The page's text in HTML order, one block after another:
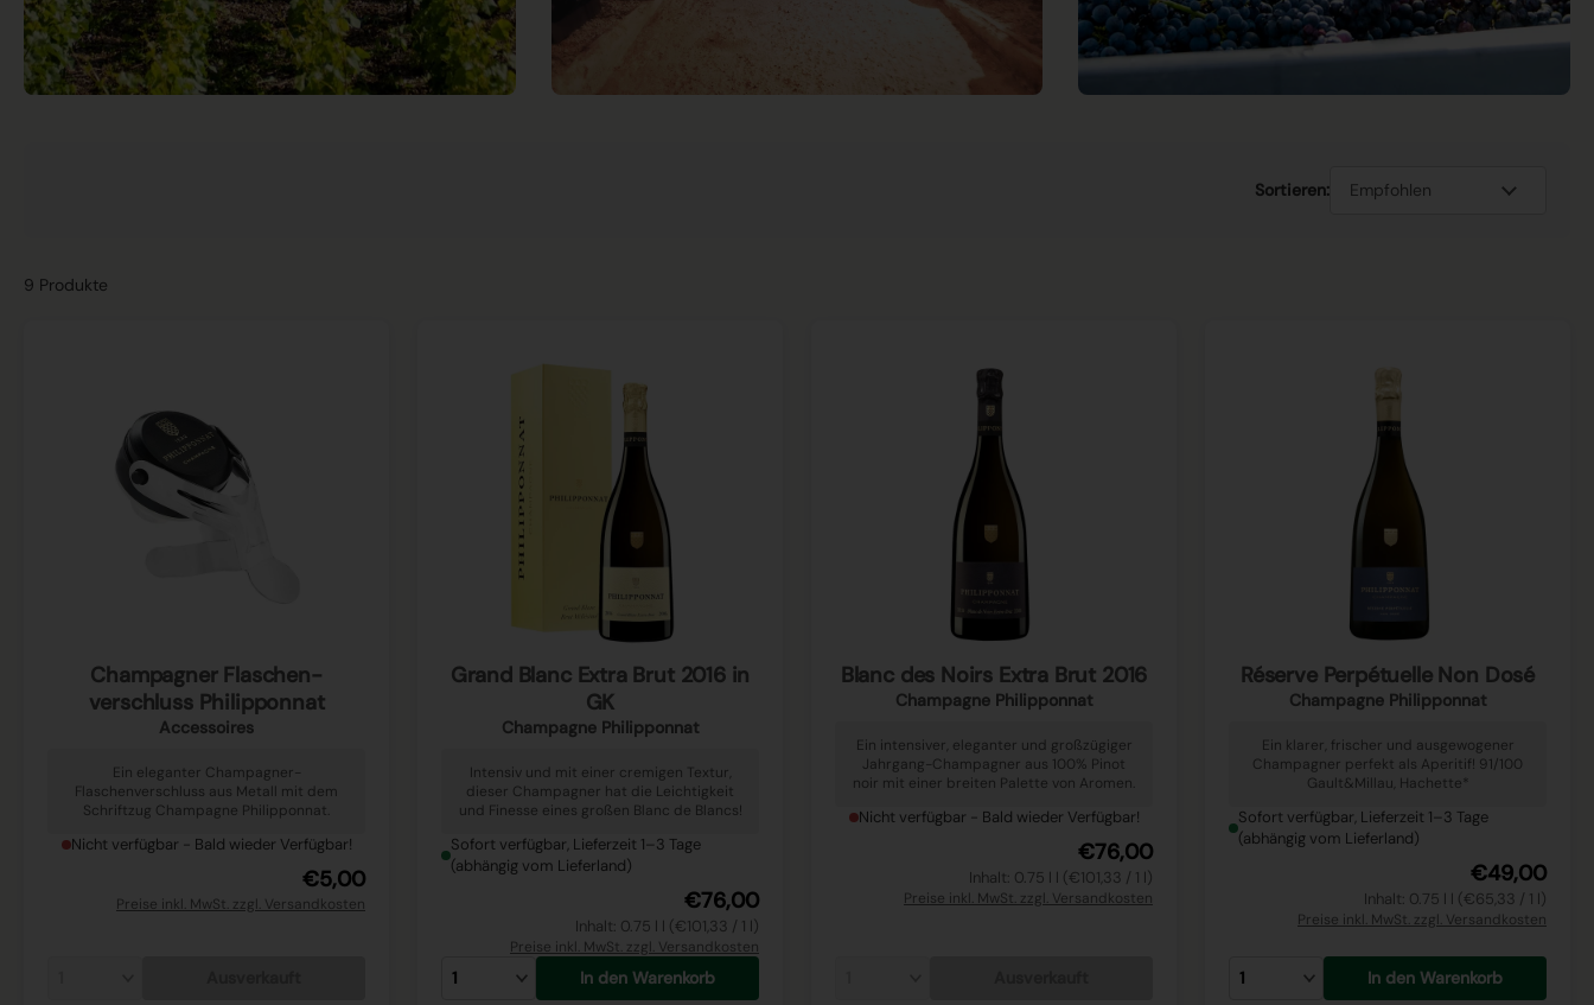
Sortieren:
9 Produkte
Champagner Flaschen-
verschluss Philipponnat
Accessoires
Ein eleganter Champagner-
Flaschenverschluss aus Metall mit dem
Schriftzug Champagne Philipponnat.
Nicht verfügbar - Bald wieder Verfügbar!
€5,00
Preise inkl. MwSt. zzgl. Versandkosten
Grand Blanc Extra Brut 2016 in
GK
Champagne Philipponnat
Intensiv und mit einer cremigen Textur,
dieser Champagner hat die Leichtigkeit
und Finesse eines großen Blanc de Blancs!
Sofort verfügbar, Lieferzeit 1–3 Tage
(abhängig vom Lieferland)
€76,00
Inhalt: 0.75 l l (€101,33 / 1 l)
Preise inkl. MwSt. zzgl. Versandkosten
In den Warenkorb
Blanc des Noirs Extra Brut 2016
Champagne Philipponnat
Ein intensiver, eleganter und großzügiger
Jahrgang-Champagner aus 100% Pinot
noir mit einer breiten Palette von Aromen.
Nicht verfügbar - Bald wieder Verfügbar!
€76,00
Inhalt: 0.75 l l (€101,33 / 1 l)
Preise inkl. MwSt. zzgl. Versandkosten
Réserve Perpétuelle Non Dosé
Champagne Philipponnat
Ein klarer, frischer und ausgewogener
Champagner perfekt als Aperitif! 91/100
Gault&Millau, Hachette*
Sofort verfügbar, Lieferzeit 1–3 Tage
(abhängig vom Lieferland)
€49,00
Inhalt: 0.75 l l (€65,33 / 1 l)
Preise inkl. MwSt. zzgl. Versandkosten
In den Warenkorb